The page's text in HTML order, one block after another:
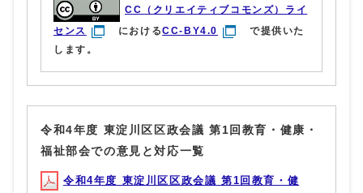
CC（クリエイティブコモンズ）ライ
センス
におけるCC-BY4.0
で提供いた
します。
令和4年度 東淀川区区政会議 第1回教育・健康・
福祉部会での意見と対応一覧
令和4年度 東淀川区区政会議 第1回教育・健